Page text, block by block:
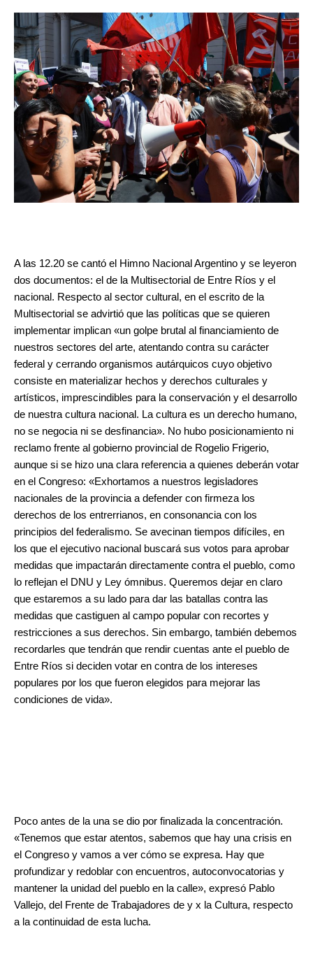
A las 12.20 se cantó el Himno Nacional Argentino y se leyeron
dos documentos: el de la Multisectorial de Entre Ríos y el
nacional. Respecto al sector cultural, en el escrito de la
Multisectorial se advirtió que las políticas que se quieren
implementar implican «un golpe brutal al financiamiento de
nuestros sectores del arte, atentando contra su carácter
federal y cerrando organismos autárquicos cuyo objetivo
consiste en materializar hechos y derechos culturales y
artísticos, imprescindibles para la conservación y el desarrollo
de nuestra cultura nacional. La cultura es un derecho humano,
no se negocia ni se desfinancia». No hubo posicionamiento ni
reclamo frente al gobierno provincial de Rogelio Frigerio,
aunque si se hizo una clara referencia a quienes deberán votar
en el Congreso: «Exhortamos a nuestros legisladores
nacionales de la provincia a defender con firmeza los
derechos de los entrerrianos, en consonancia con los
principios del federalismo. Se avecinan tiempos difíciles, en
los que el ejecutivo nacional buscará sus votos para aprobar
medidas que impactarán directamente contra el pueblo, como
lo reflejan el DNU y Ley ómnibus. Queremos dejar en claro
que estaremos a su lado para dar las batallas contra las
medidas que castiguen al campo popular con recortes y
restricciones a sus derechos. Sin embargo, también debemos
recordarles que tendrán que rendir cuentas ante el pueblo de
Entre Ríos si deciden votar en contra de los intereses
populares por los que fueron elegidos para mejorar las
condiciones de vida».
Poco antes de la una se dio por finalizada la concentración.
«Tenemos que estar atentos, sabemos que hay una crisis en
el Congreso y vamos a ver cómo se expresa. Hay que
profundizar y redoblar con encuentros, autoconvocatorias y
mantener la unidad del pueblo en la calle», expresó Pablo
Vallejo, del Frente de Trabajadores de y x la Cultura, respecto
a la continuidad de esta lucha.